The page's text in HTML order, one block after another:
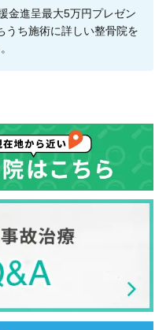
金進呈最大5万円プレゼン
うち施術に詳しい整骨院を